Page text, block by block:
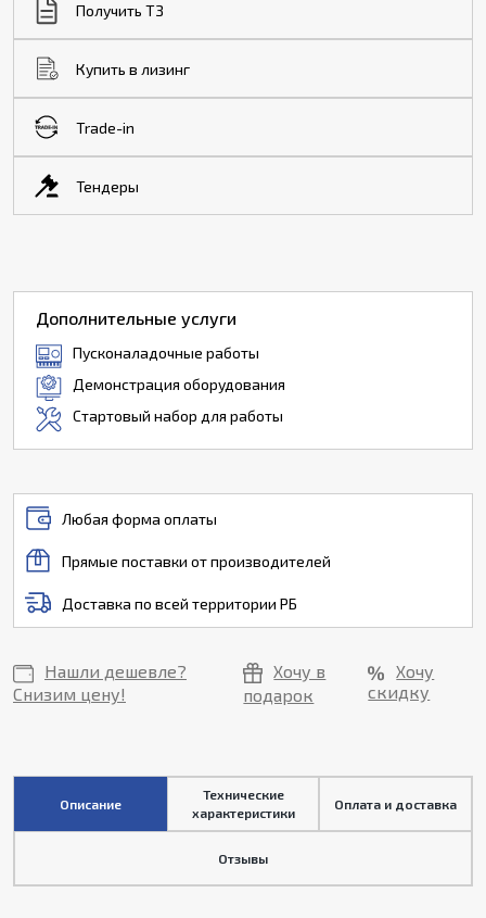
Получить ТЗ
Купить в лизинг
Trade-in
Тендеры
Дополнительные услуги
Пусконаладочные работы
Демонстрация оборудования
Стартовый набор для работы
Любая форма оплаты
Прямые поставки от производителей
Доставка по всей территории РБ
Нашли дешевле?
Снизим цену!
Хочу в
подарок
Хочу
скидку
Описание
Технические
характеристики
Оплата и доставка
Отзывы